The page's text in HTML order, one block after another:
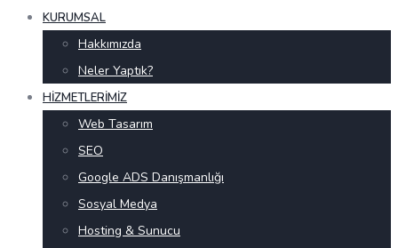
KURUMSAL
Hakkımızda
Neler Yaptık?
HIZMETLERIMIZ
Web Tasarım
SEO
Google ADS Danışmanlığı
Sosyal Medya
Hosting & Sunucu